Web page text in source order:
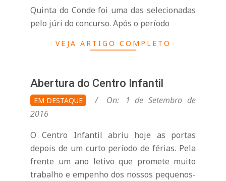
Quinta do Conde foi uma das selecionadas
pelo júri do concurso. Após o período
VEJA ARTIGO COMPLETO
Abertura do Centro Infantil
2016-
09-
EM DESTAQUE On:
1 de Setembro de
2016
O Centro Infantil abriu hoje as portas
depois de um curto período de férias. Pela
frente um ano letivo que promete muito
trabalho e empenho dos nossos pequenos-